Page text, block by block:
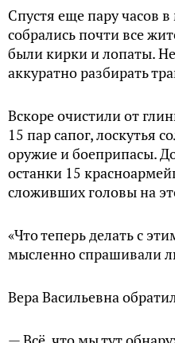
Спустя еще пару часов
собрались почти все
были кирки и лопаты.
аккуратно разбирать
Вскоре очистили от
15 пар сапог, лоскутья
оружие и боеприпасы.
останки 15
сложивших головы на
«Что теперь делать с
мысленно спрашивали
Вера Васильевна